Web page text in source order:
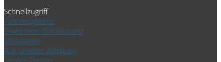
Schnellzugriff
Fahrzeugbörse
Erweiterter GW Bestand
Mietwagen
Aus unserer Werbung